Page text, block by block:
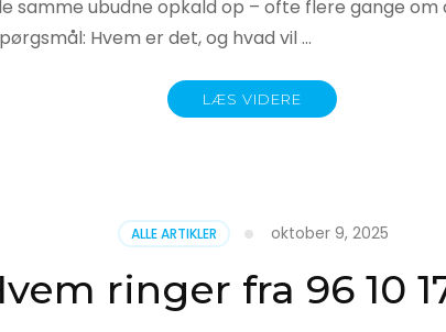
samme ubudne opkald op – ofte flere gange
Hvem er det, og hvad vil …
LÆS VIDERE
ALLE ARTIKLER oktober 9, 2025
ringer fra 96 10